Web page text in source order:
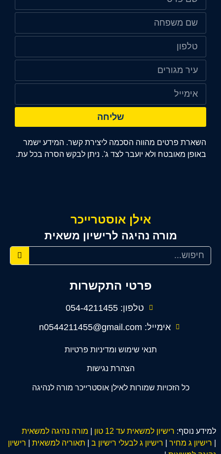
פרטי התקשרות
טלפון: 054-4211455
אימייל: n0544211455@gmail.com
תנאי שימוש ומדיניות פרטיות
הצהרת נגישות
כל הזכויות שמורות לאילן אוסטרייכר מורה לנהיגה
אילן אוסטרייכר
מורה נהיגה לרישיון משאית
שליחה
השארת פרטים מהווה הסכמה ליצירת קשר. המידע ישמר
באופן מאובטח ולא יועבר לצד ג'. ניתן לבקש הסרה בכל עת.
למידע נוסף: רישיון למשאית עד 12 טון
מורה נהיגה למשאית
רישיון ג מחיר רישיון ג לבעלי רישיון ב תאוריה למשאית
רישיון